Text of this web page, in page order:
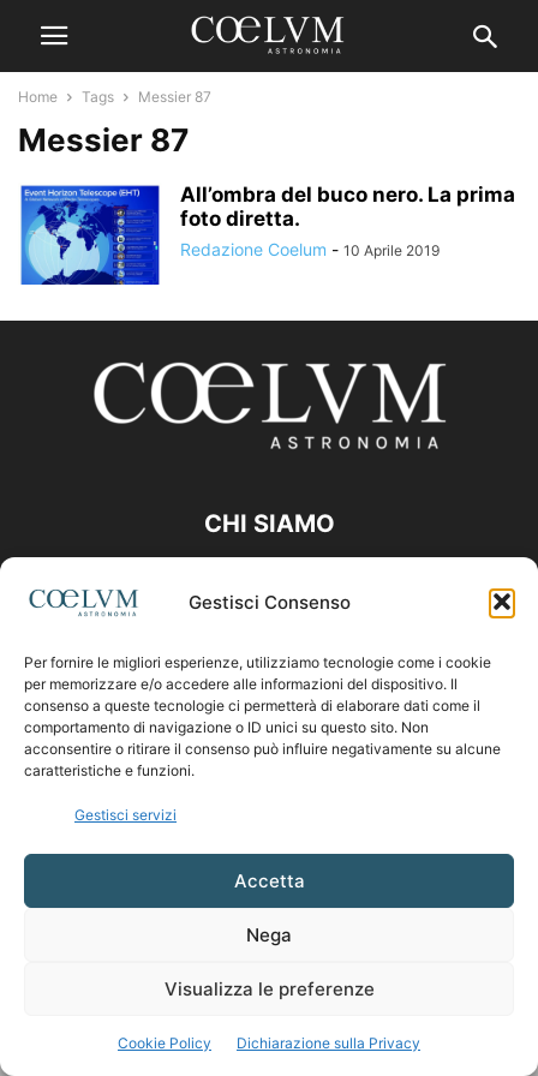
Gestisci Consenso
Per fornire le migliori esperienze, utilizziamo tecnologie come i cookie
per memorizzare e/o accedere alle informazioni del dispositivo. Il
consenso a queste tecnologie ci permetterà di elaborare dati come il
comportamento di navigazione o ID unici su questo sito. Non
acconsentire o ritirare il consenso può influire negativamente su alcune
caratteristiche e funzioni.
Gestisci servizi
Accetta
Nega
Visualizza le preferenze
Cookie Policy Dichiarazione sulla Privacy
Home Tags Messier 87
Messier 87
All’ombra del buco nero. La prima
foto diretta.
Redazione Coelum - 10 Aprile 2019
CHI SIAMO
Contattaci:coelumastro@coelum.com
SEGUICI